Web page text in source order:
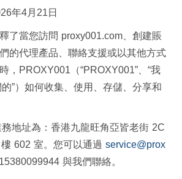
年4月21日
了當您訪問 proxy001.com、創建賬
的代理產品、聯絡支援或以其他方式
，PROXY001（“PROXY001”、“我
的”）如何收集、使用、存儲、分享和
地址為：香港九龍旺角亞皆老街 2C
602 室。您可以通過service@prox
與我們聯絡。